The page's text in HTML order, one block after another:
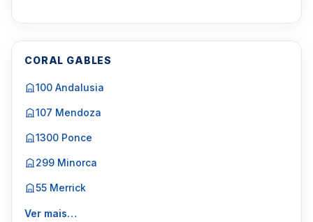
CORAL GABLES
100 Andalusia
107 Mendoza
1300 Ponce
299 Minorca
55 Merrick
Ver mais…